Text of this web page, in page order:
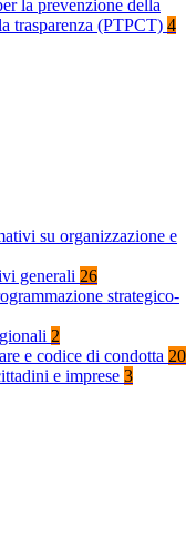
la prevenzione della
trasparenza (PTPCT) 4
su organizzazione e
generali 26
strategico-
2
e codice di condotta 20
e imprese 3